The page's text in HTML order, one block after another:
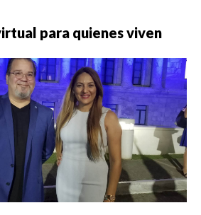
para quienes viven